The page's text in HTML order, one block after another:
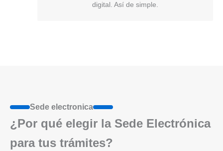
digital. Así de simple.
Sede electronica
¿Por qué elegir la Sede Electrónica
para tus trámites?